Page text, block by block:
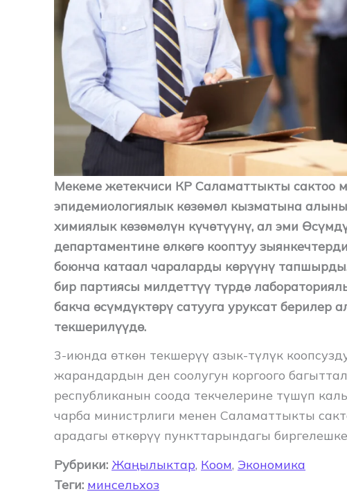
Мекеме жетекчиси КР Саламаттыкты сактоо
эпидемиологиялык көзөмөл кызматына
химиялык көзөмөлүн күчөтүүнү, ал эми
департаментине өлкөгө кооптуу
боюнча катаал чараларды көрүүнү
бир партиясы милдеттүү түрдө
бакча өсүмдүктөрү сатууга уруксат берилер
текшерилүүдө.
3-июнда өткөн текшерүү азык-түлүк
жарандардын ден соолугун коргоого
республиканын соода текчелерине түшүп
чарба министрлиги менен Саламаттыкты
арадагы өткөрүү пункттарындагы
Рубрики: Жаңылыктар, Коом, Экономика
Теги: минсельхоз